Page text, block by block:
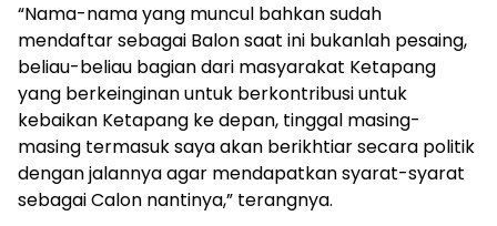
“Nama-nama yang muncul bahkan sudah
mendaftar sebagai Balon saat ini bukanlah pesaing,
beliau-beliau bagian dari masyarakat Ketapang
yang berkeinginan untuk berkontribusi untuk
kebaikan Ketapang ke depan, tinggal masing-
masing termasuk saya akan berikhtiar secara politik
dengan jalannya agar mendapatkan syarat-syarat
sebagai Calon nantinya,” terangnya.